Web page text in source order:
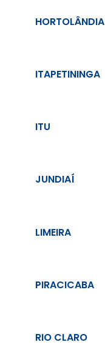
HORTOLÂNDIA
ITAPETININGA
ITU
JUNDIAÍ
LIMEIRA
PIRACICABA
RIO CLARO